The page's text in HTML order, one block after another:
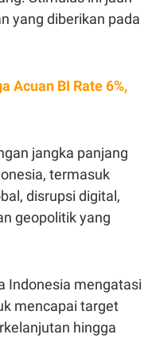
yang diberikan pada
Acuan BI Rate 6%,
jangka panjang
termasuk
disrupsi digital,
geopolitik yang
Indonesia mengatasi
mencapai target
hingga